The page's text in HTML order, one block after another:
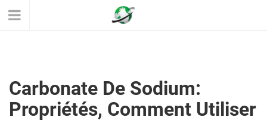
Carbonate De Sodium:
Propriétés, Comment Utiliser